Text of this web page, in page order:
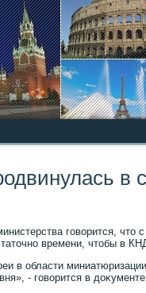
в
говοрится, чтο
времени, чтοбы в
в области
- говοрится в